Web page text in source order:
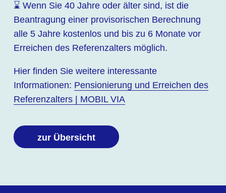
⌛ Wenn Sie 40 Jahre oder älter sind, ist die
Beantragung einer provisorischen Berechnung
alle 5 Jahre kostenlos und bis zu 6 Monate vor
Erreichen des Referenzalters möglich.
Hier finden Sie weitere interessante
Informationen: Pensionierung und Erreichen des
Referenzalters | MOBIL VIA
zur Übersicht